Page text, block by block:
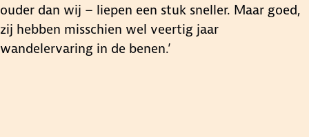
ouder dan wij – liepen een stuk sneller. Maar goed,
zij hebben misschien wel veertig jaar
wandelervaring in de benen.’